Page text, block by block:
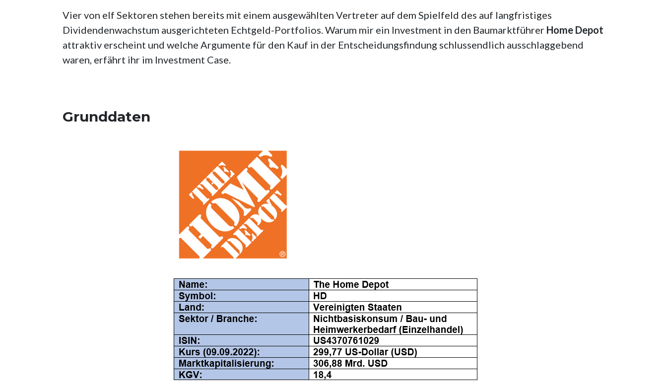
Vier von elf Sektoren stehen bereits mit einem ausgewählten Vertreter auf dem Spielfeld des auf langfristiges
Dividendenwachstum ausgerichteten Echtgeld-Portfolios. Warum mir ein Investment in den Baumarktführer Home Depot
attraktiv erscheint und welche Argumente für den Kauf in der Entscheidungsfindung schlussendlich ausschlaggebend
waren, erfährt ihr im Investment Case.
Grunddaten